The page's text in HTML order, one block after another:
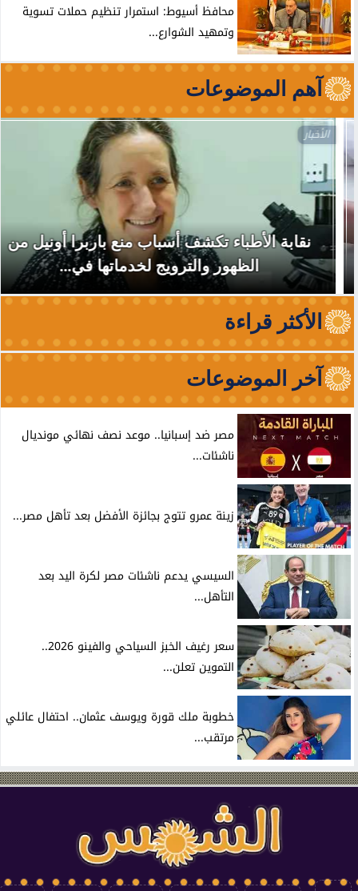
محافظ أسيوط: استمرار تنظيم حملات تسوية
وتمهيد الشوارع...
آهم الموضوعات
الأخبار
نقابة الأطباء تكشف أسباب منع باربرا أونيل من
الظهور والترويج لخدماتها في...
الأكثر قراءة
آخر الموضوعات
مصر ضد إسبانيا.. موعد نصف نهائي مونديال
ناشئات...
زينة عمرو تتوج بجائزة الأفضل بعد تأهل مصر...
السيسي يدعم ناشئات مصر لكرة اليد بعد
التأهل...
سعر رغيف الخبز السياحي والفينو 2026..
التموين تعلن...
خطوبة ملك قورة ويوسف عثمان.. احتفال عائلي
مرتقب...